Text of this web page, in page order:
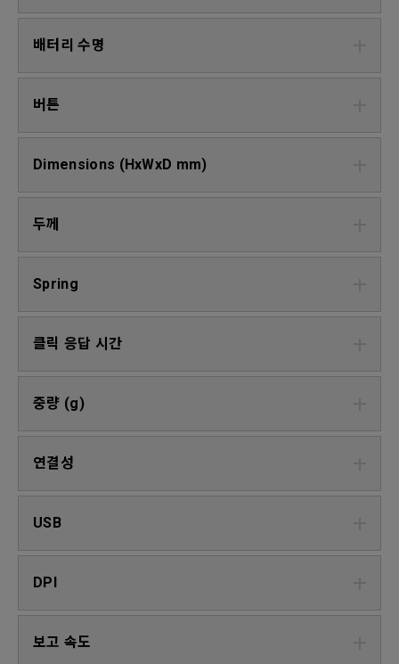
배터리 수명
버튼
Dimensions (HxWxD mm)
두께
Spring
클릭 응답 시간
중량 (g)
연결성
USB
DPI
보고 속도